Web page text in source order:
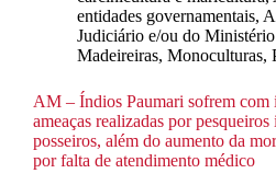
entidades governamentais,
Judiciário e/ou do
Madeireiras, Monoculturas,
AM – Índios Paumari sofrem com
ameaças realizadas por pesqueiros
posseiros, além do aumento da
por falta de atendimento médico